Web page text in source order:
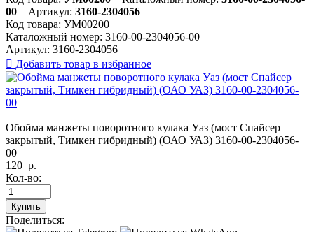
00
Артикул: 3160-2304056
Код товара: УМ00200
Каталожный номер: 3160-00-2304056-00
Артикул: 3160-2304056
 Добавить товар в избранное
Обойма манжеты поворотного кулака Уаз (мост Спайсер
закрытый, Тимкен гибридный) (ОАО УАЗ) 3160-00-2304056-
00
120 р.
Кол-во:
Купить
Поделиться: